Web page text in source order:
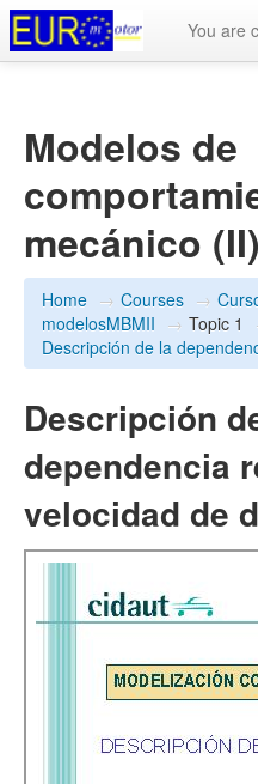
You are
Modelos de
mecánico
Home → Courses →
modelosMBMII → Topic 1
Descripción de la
Descripción
dependencia
velocidad de